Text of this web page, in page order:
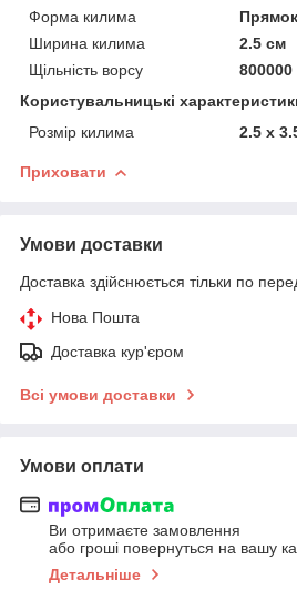
Форма килима
Ширина килима
2.5 см
Щільність ворсу
Користувальницькі
Розмір килима
2.5 х
Приховати
Умови доставки
Доставка здійснюється тільки по
Нова Пошта
Доставка кур'єром
Всі умови доставки
Умови оплати
Ви отримаєте замовлення
або гроші повернуться на вашу
Детальніше